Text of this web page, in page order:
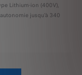
Lithium-ion (400V),
jusqu'à 340